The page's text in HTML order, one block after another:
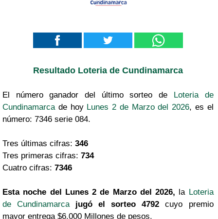
Resultado Loteria de Cundinamarca
El número ganador del último sorteo de Loteria de
Cundinamarca de hoy Lunes 2 de Marzo del 2026, es el
número: 7346 serie 084.
Tres últimas cifras: 346
Tres primeras cifras: 734
Cuatro cifras: 7346
Esta noche del Lunes 2 de Marzo del 2026, la Loteria
de Cundinamarca
jugó el sorteo 4792 cuyo premio
mayor entrega $6.000 Millones de pesos.